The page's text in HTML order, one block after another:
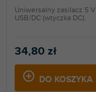
34,80 zł
DO KOSZYKA
Uniwersalny zasilacz 5 V
USB/DC (wtyczka DC).